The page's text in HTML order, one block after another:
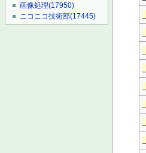
画像処理(17950)
ニコニコ技術部(17445)